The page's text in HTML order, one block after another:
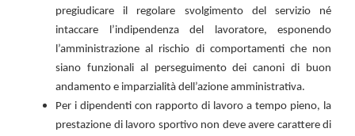
pregiudicare il regolare svolgimento del servizio né
intaccare l’indipendenza del lavoratore, esponendo
l’amministrazione al rischio di comportamenti che non
siano funzionali al perseguimento dei canoni di buon
andamento e imparzialità dell’azione amministrativa.
Per i dipendenti con rapporto di lavoro a tempo pieno, la
prestazione di lavoro sportivo non deve avere carattere di